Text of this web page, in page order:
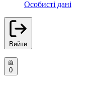
Особисті дані
Вийти
0